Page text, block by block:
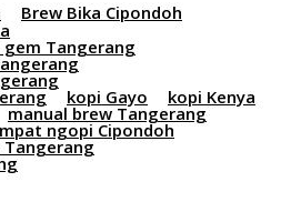
Brew Bika Cipondoh
Tangerang
kopi Gayo kopi Kenya
manual brew Tangerang
ngopi Cipondoh